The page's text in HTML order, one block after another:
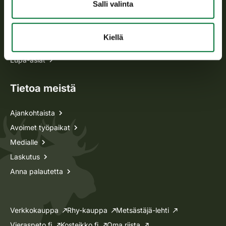
Salli valinta
Kiellä
Lupa-asiat
Tietoa meistä
Ajankohtaista
Avoimet työpaikat
Medialle
Laskutus
Anna palautetta
Verkkokauppa Rhy-kauppa
Metsästäjä-lehti